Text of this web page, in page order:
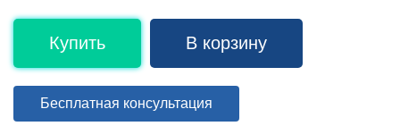
Купить В корзину
Бесплатная консультация